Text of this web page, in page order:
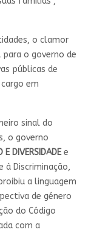
o clamor
o governo de
públicas de
em
sinal do
o governo
E DIVERSIDADEe
Discriminação,
a linguagem
de género
do Código
com a